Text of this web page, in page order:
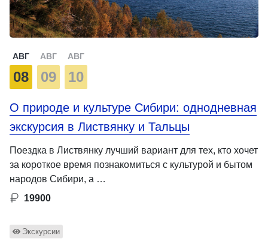
АВГ
08
АВГ
09
АВГ
10
О природе и культуре Сибири: однодневная
экскурсия в Листвянку и Тальцы
Поездка в Листвянку лучший вариант для тех, кто хочет
за короткое время познакомиться с культурой и бытом
народов Сибири, а …
19900
Экскурсии